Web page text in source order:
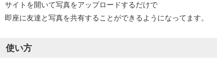
サイトを開いて写真をアップロードするだけで
即座に友達と写真を共有することができるようになってます。
使い方